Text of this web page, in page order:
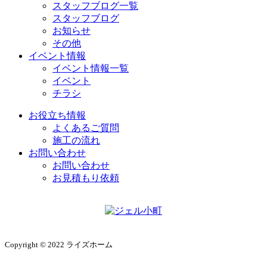
スタッフブログ一覧
スタッフブログ
お知らせ
その他
イベント情報
イベント情報一覧
イベント
チラシ
お役立ち情報
よくあるご質問
施工の流れ
お問い合わせ
お問い合わせ
お見積もり依頼
Copyright © 2022 ライズホーム